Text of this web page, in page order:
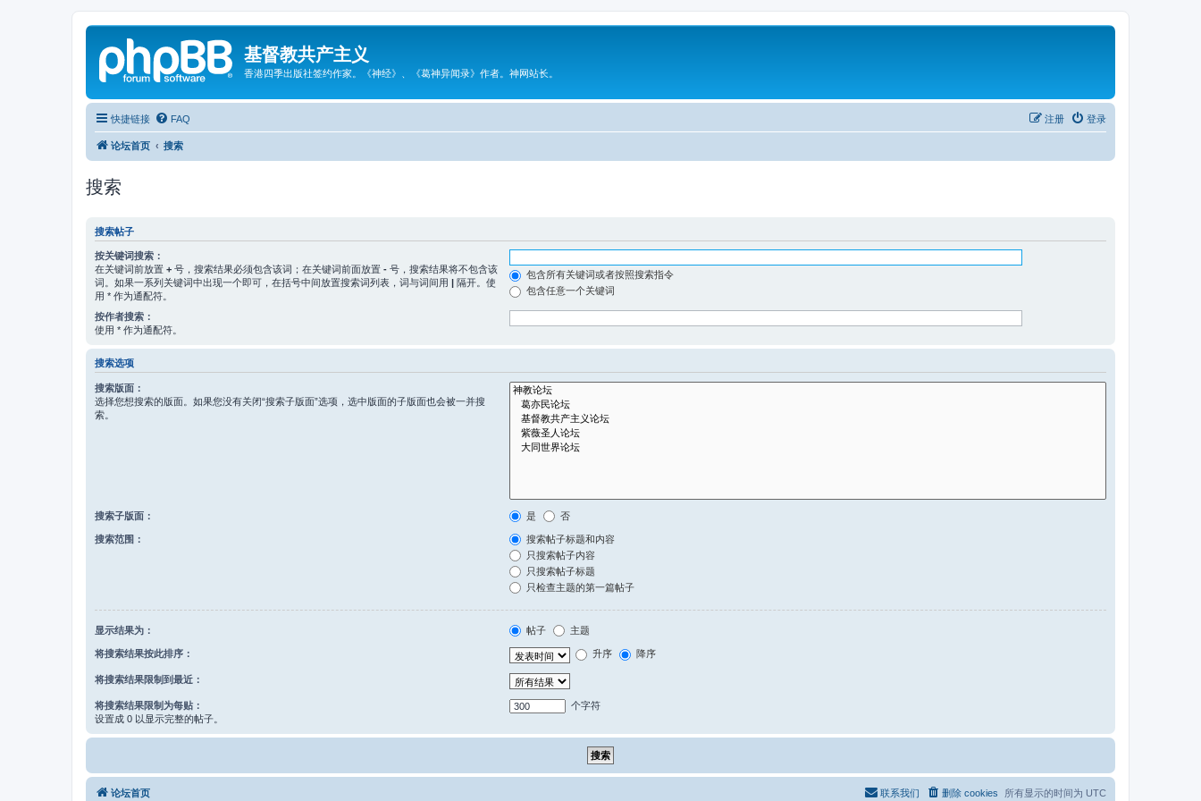
基督教共产主义
香港四季出版社签约作家。《神经》、《葛神异闻录》作者。神网站长。
快捷链接 FAQ 登录
注册
论坛首页 搜索
搜索
搜索帖子
按关键词搜索：
在关键词前放置 + 号，搜索结果必须包含该词；在关键词前面放置 - 号，搜索结果将不包含该
词。如果一系列关键词中出现一个即可，在括号中间放置搜索词列表，词与词间用 | 隔开。使
用 * 作为通配符。
包含所有关键词或者按照搜索指令
包含任意一个关键词
按作者搜索：
使用 * 作为通配符。
搜索选项
搜索版面：
选择您想搜索的版面。如果您没有关闭“搜索子版面”选项，选中版面的子版面也会被一并搜
索。
搜索子版面： 是 否
搜索范围：
搜索帖子标题和内容
只搜索帖子内容
只搜索帖子标题
只检查主题的第一篇帖子
显示结果为： 帖子 主题
将搜索结果按此排序： 升序 降序
将搜索结果限制到最近：
将搜索结果限制为每贴：
设置成 0 以显示完整的帖子。
个字符
论坛首页 所有显示的时间为 UTC
删除 cookies
联系我们